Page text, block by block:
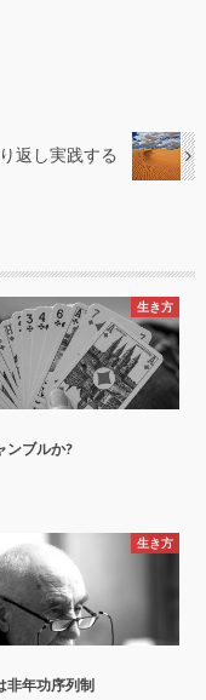
返し実践する
生き方
ンブルか?
生き方
非年功序列制